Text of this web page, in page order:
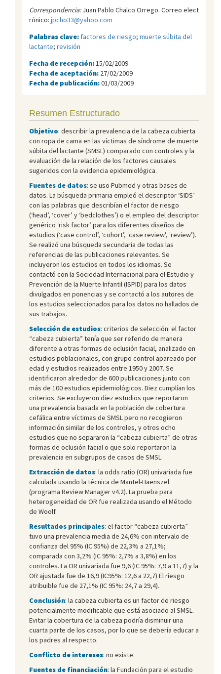
Correspondencia:Juan Pablo Chalco Orrego. Correo elect
rónico: jpcho33@yahoo.com
Palabras clave: factores de riesgo; muerte súbita del
lactante; revisión
Fecha de recepción: 15/02/2009
Fecha de aceptación: 27/02/2009
Fecha de publicación:01/03/2009
Resumen Estructurado
Objetivo: describir la prevalencia de la cabeza cubierta
con ropa de cama en las víctimas de síndrome de muerte
súbita del lactante (SMSL) comparado con controles y la
evaluación de la relación de los factores causales
sugeridos con la evidencia epidemiológica.
Fuentes de datos: se uso Pubmed y otras bases de
datos. La búsqueda primaria empleó el descriptor ‘SIDS’
con las palabras que describían el factor de riesgo
(‘head’, ‘cover’ y ‘bedclothes’) o el empleo del descriptor
genérico ‘risk factor’ para los diferentes diseños de
estudios (‘case control’, ‘cohort’, ‘case review’, ‘review’).
Se realizó una búsqueda secundaria de todas las
referencias de las publicaciones relevantes. Se
incluyeron los estudios en todos los idiomas. Se
contactó con la Sociedad Internacional para el Estudio y
Prevención de la Muerte Infantil (ISPID) para los datos
divulgados en ponencias y se contactó a los autores de
los estudios seleccionados para los datos no hallados de
sus trabajos.
Selección de estudios: criterios de selección: el factor
“cabeza cubierta” tenía que ser referido de manera
diferente a otras formas de oclusión facial, analizado en
estudios poblacionales, con grupo control apareado por
edad y estudios realizados entre 1950 y 2007. Se
identificaron alrededor de 600 publicaciones junto con
más de 100 estudios epidemiológicos. Diez cumplían los
criterios. Se excluyeron diez estudios que reportaron
una prevalencia basada en la población de cobertura
cefálica entre víctimas de SMSL pero no recogieron
información similar de los controles, y otros ocho
estudios que no separaron la “cabeza cubierta” de otras
formas de oclusión facial o que solo reportaron la
prevalencia en subgrupos de casos de SMSL.
Extracción de datos: la odds ratio (OR) univariada fue
calculada usando la técnica de Mantel-Haenszel
(programa Review Manager v4.2). La prueba para
heterogeneidad de OR fue realizada usando el Método
de Woolf.
Resultados principales: el factor “cabeza cubierta”
tuvo una prevalencia media de 24,6% con intervalo de
confianza del 95% (IC 95%) de 22,3% a 27,1%;
comparada con 3,2% (IC 95%: 2,7% a 3,8%) en los
controles. La OR univariada fue 9,6 (IC 95%: 7,9 a 11,7) y la
OR ajustada fue de 16,9 (IC95%: 12,6 a 22,7) El riesgo
atribuible fue de 27,1% (IC 95%: 24,7 a 29,4).
Conclusión: la cabeza cubierta es un factor de riesgo
potencialmente modificable que está asociado al SMSL.
Evitar la cobertura de la cabeza podría disminuir una
cuarta parte de los casos, por lo que se debería educar a
los padres al respecto.
Conflicto de intereses: no existe.
Fuentes de financiación: la Fundación para el estudio